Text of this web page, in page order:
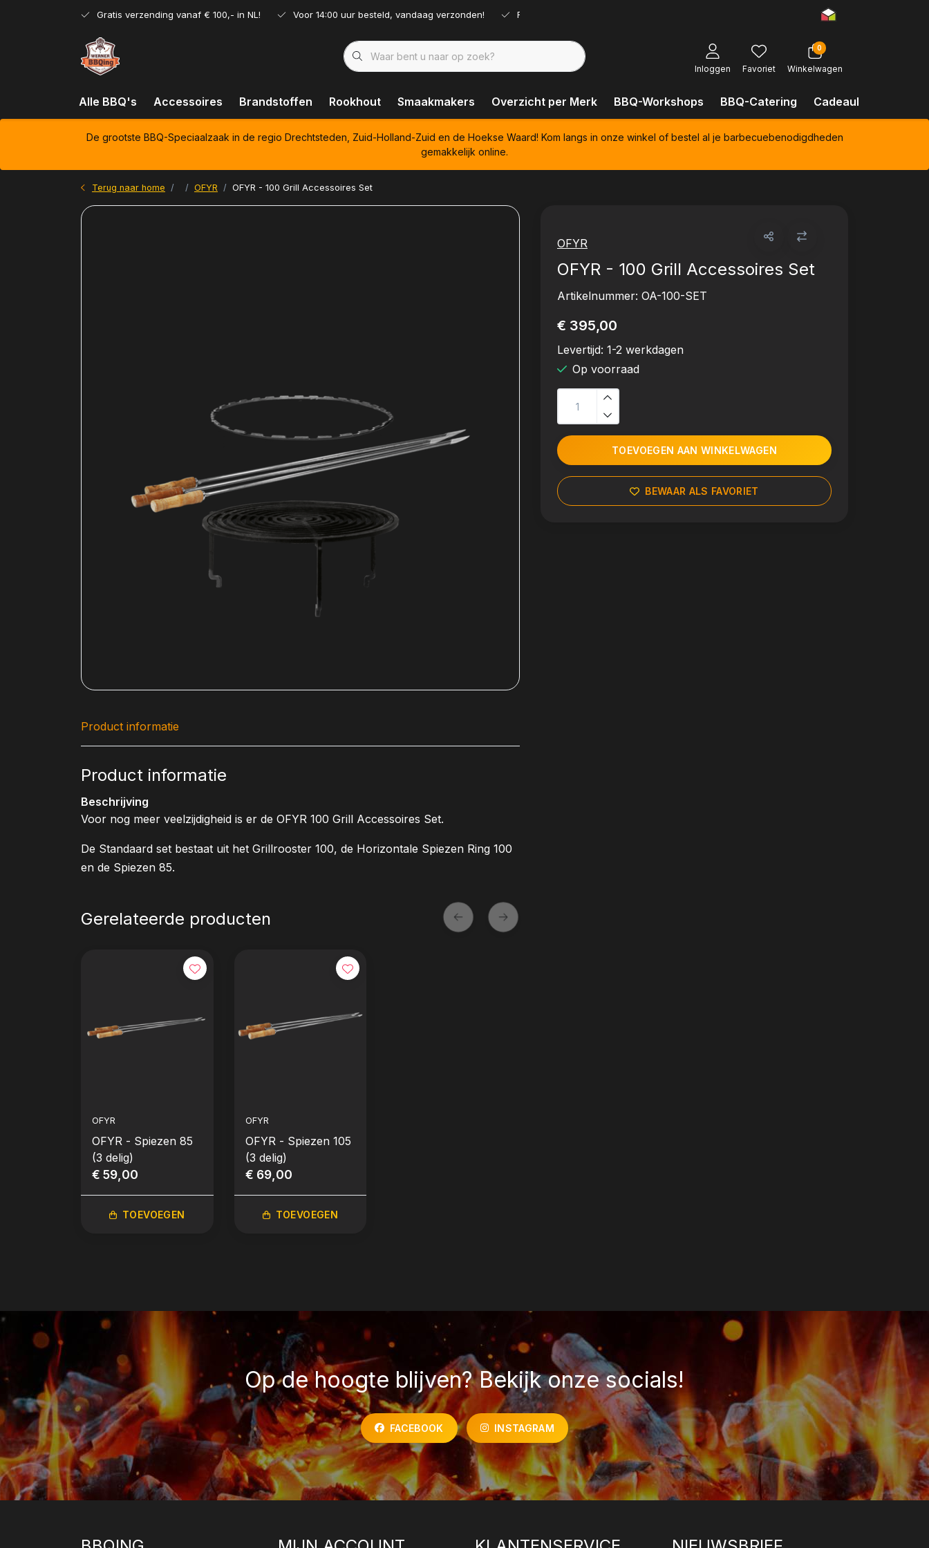
Gratis verzending vanaf € 100,- in NL! Voor 14:00 uur besteld, vandaag verzonden! Ruim assortiment!
Inloggen Favoriet
0
Winkelwagen
Alle BBQ's Accessoires Brandstoffen Rookhout Smaakmakers Overzicht per Merk BBQ-Workshops BBQ-Catering Cadeaubonnen
De grootste BBQ-Speciaalzaak in de regio Drechtsteden, Zuid-Holland-Zuid en de Hoekse Waard! Kom langs in onze winkel of bestel al je barbecuebenodigdheden
gemakkelijk online.
Terug naar home OFYR OFYR - 100 Grill Accessoires Set
OFYR
OFYR - 100 Grill Accessoires Set
Artikelnummer: OA-100-SET
€ 395,00
Levertijd: 1-2 werkdagen
Op voorraad
TOEVOEGEN AAN WINKELWAGEN
BEWAAR ALS FAVORIET
Product informatie
Product informatie
Beschrijving
Voor nog meer veelzijdigheid is er de OFYR 100 Grill Accessoires Set.
De Standaard set bestaat uit het Grillrooster 100, de Horizontale Spiezen Ring 100
en de Spiezen 85.
Gerelateerde producten
OFYR
OFYR - Spiezen 85
(3 delig)
€ 59,00
TOEVOEGEN
OFYR
OFYR - Spiezen 105
(3 delig)
€ 69,00
TOEVOEGEN
Op de hoogte blijven? Bekijk onze socials!
FACEBOOK INSTAGRAM